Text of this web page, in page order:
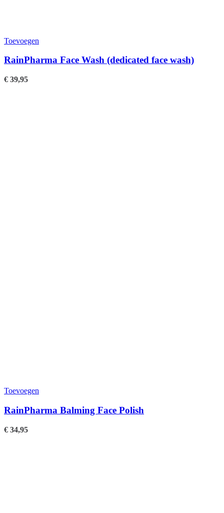
Toevoegen
RainPharma Face Wash (dedicated face wash)
€ 39,95
Toevoegen
RainPharma Balming Face Polish
€ 34,95